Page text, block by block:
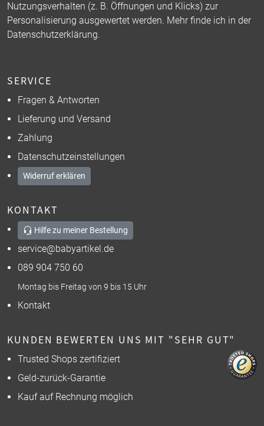
Nutzungsverhalten (z. B. Öffnungen und Klicks) zur
Personalisierung ausgewertet werden. Mehr finde ich in der
Datenschutzerklärung.
SERVICE
Fragen & Antworten
Lieferung und Versand
Zahlung
Datenschutzeinstellungen
Widerruf erklären
KONTAKT
Hilfe zu meiner Bestellung
service@babyartikel.de
089 904 750 60
Montag bis Freitag von 9 bis 15 Uhr
Kontakt
KUNDEN BEWERTEN UNS MIT "SEHR GUT"
Trusted Shops zertifiziert
Geld-zurück-Garantie
Kauf auf Rechnung möglich